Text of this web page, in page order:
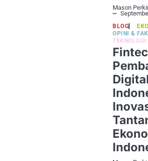
Mason
BLOG
OPINI &